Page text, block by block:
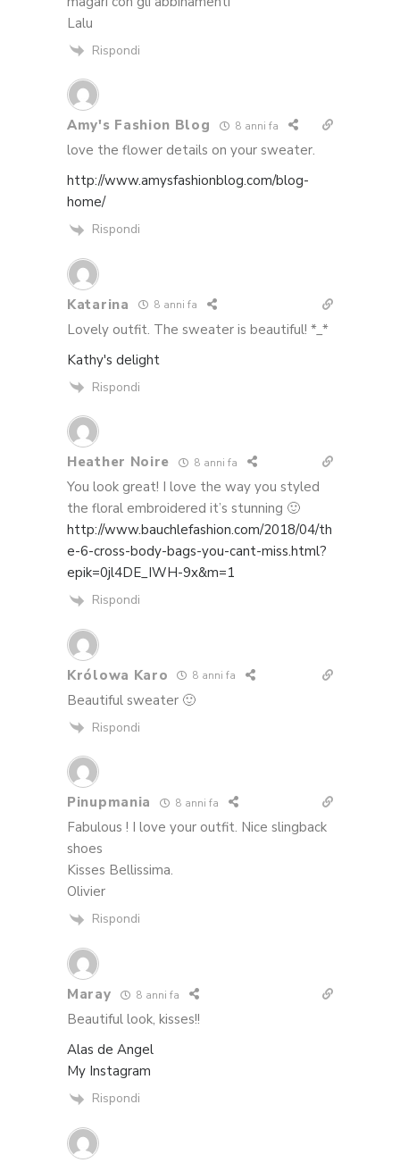
Lalu
Rispondi
Amy's Fashion Blog 8 anni fa
love the flower details on your sweater.
http://www.amysfashionblog.com/blog-
home/
Rispondi
Katarina 8 anni fa
Lovely outfit. The sweater is beautiful! *_*
Kathy's delight
Rispondi
Heather Noire 8 anni fa
You look great! I love the way you styled
the floral embroidered it’s stunning 🙂
http://www.bauchlefashion.com/2018/04/th
e-6-cross-body-bags-you-cant-miss.html?
epik=0jl4DE_IWH-9x&m=1
Rispondi
Królowa Karo 8 anni fa
Beautiful sweater 🙂
Rispondi
Pinupmania 8 anni fa
Fabulous ! I love your outfit. Nice slingback
shoes
Kisses Bellissima.
Olivier
Rispondi
Maray 8 anni fa
Beautiful look, kisses!!
Alas de Angel
My Instagram
Rispondi